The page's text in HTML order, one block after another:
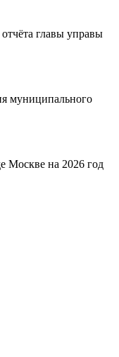
главы управы
муниципального
Москве на 2026 год